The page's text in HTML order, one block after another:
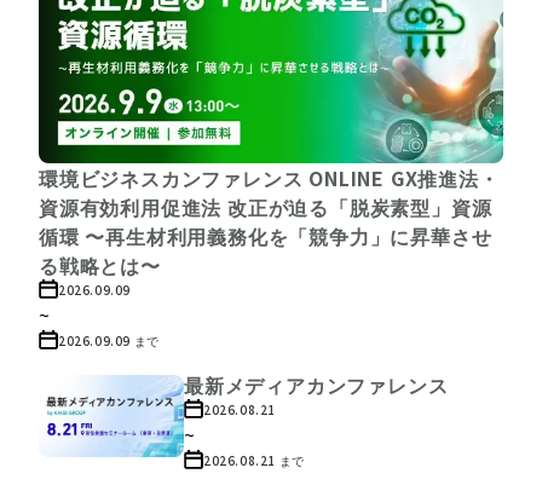
環境ビジネスカンファレンス ONLINE GX推進法・
資源有効利用促進法 改正が迫る「脱炭素型」資源
循環 〜再生材利用義務化を「競争力」に昇華させ
る戦略とは〜
2026.09.09
~
2026.09.09 まで
最新メディアカンファレンス
2026.08.21
~
2026.08.21 まで